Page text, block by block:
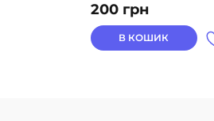
200 грн
В КОШИК